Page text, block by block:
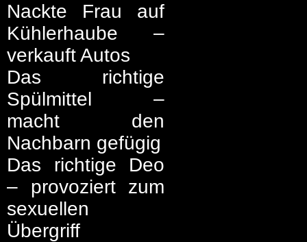
Nackte Frau auf
Kühlerhaube –
verkauft Autos
Das richtige
Spülmittel –
macht den
Nachbarn gefügig
Das richtige Deo
– provoziert zum
sexuellen
Übergriff